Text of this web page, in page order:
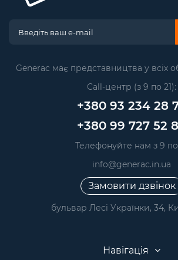
Generac має представництва у всіх
Call-центр (з 9 по 21):
+380 93 234 28
+380 99 727 52
Телефонуйте нам з 9 по
info@generac.in.ua
Замовити дзвінок
бульвар Лесі Українки, 34,
Навігація